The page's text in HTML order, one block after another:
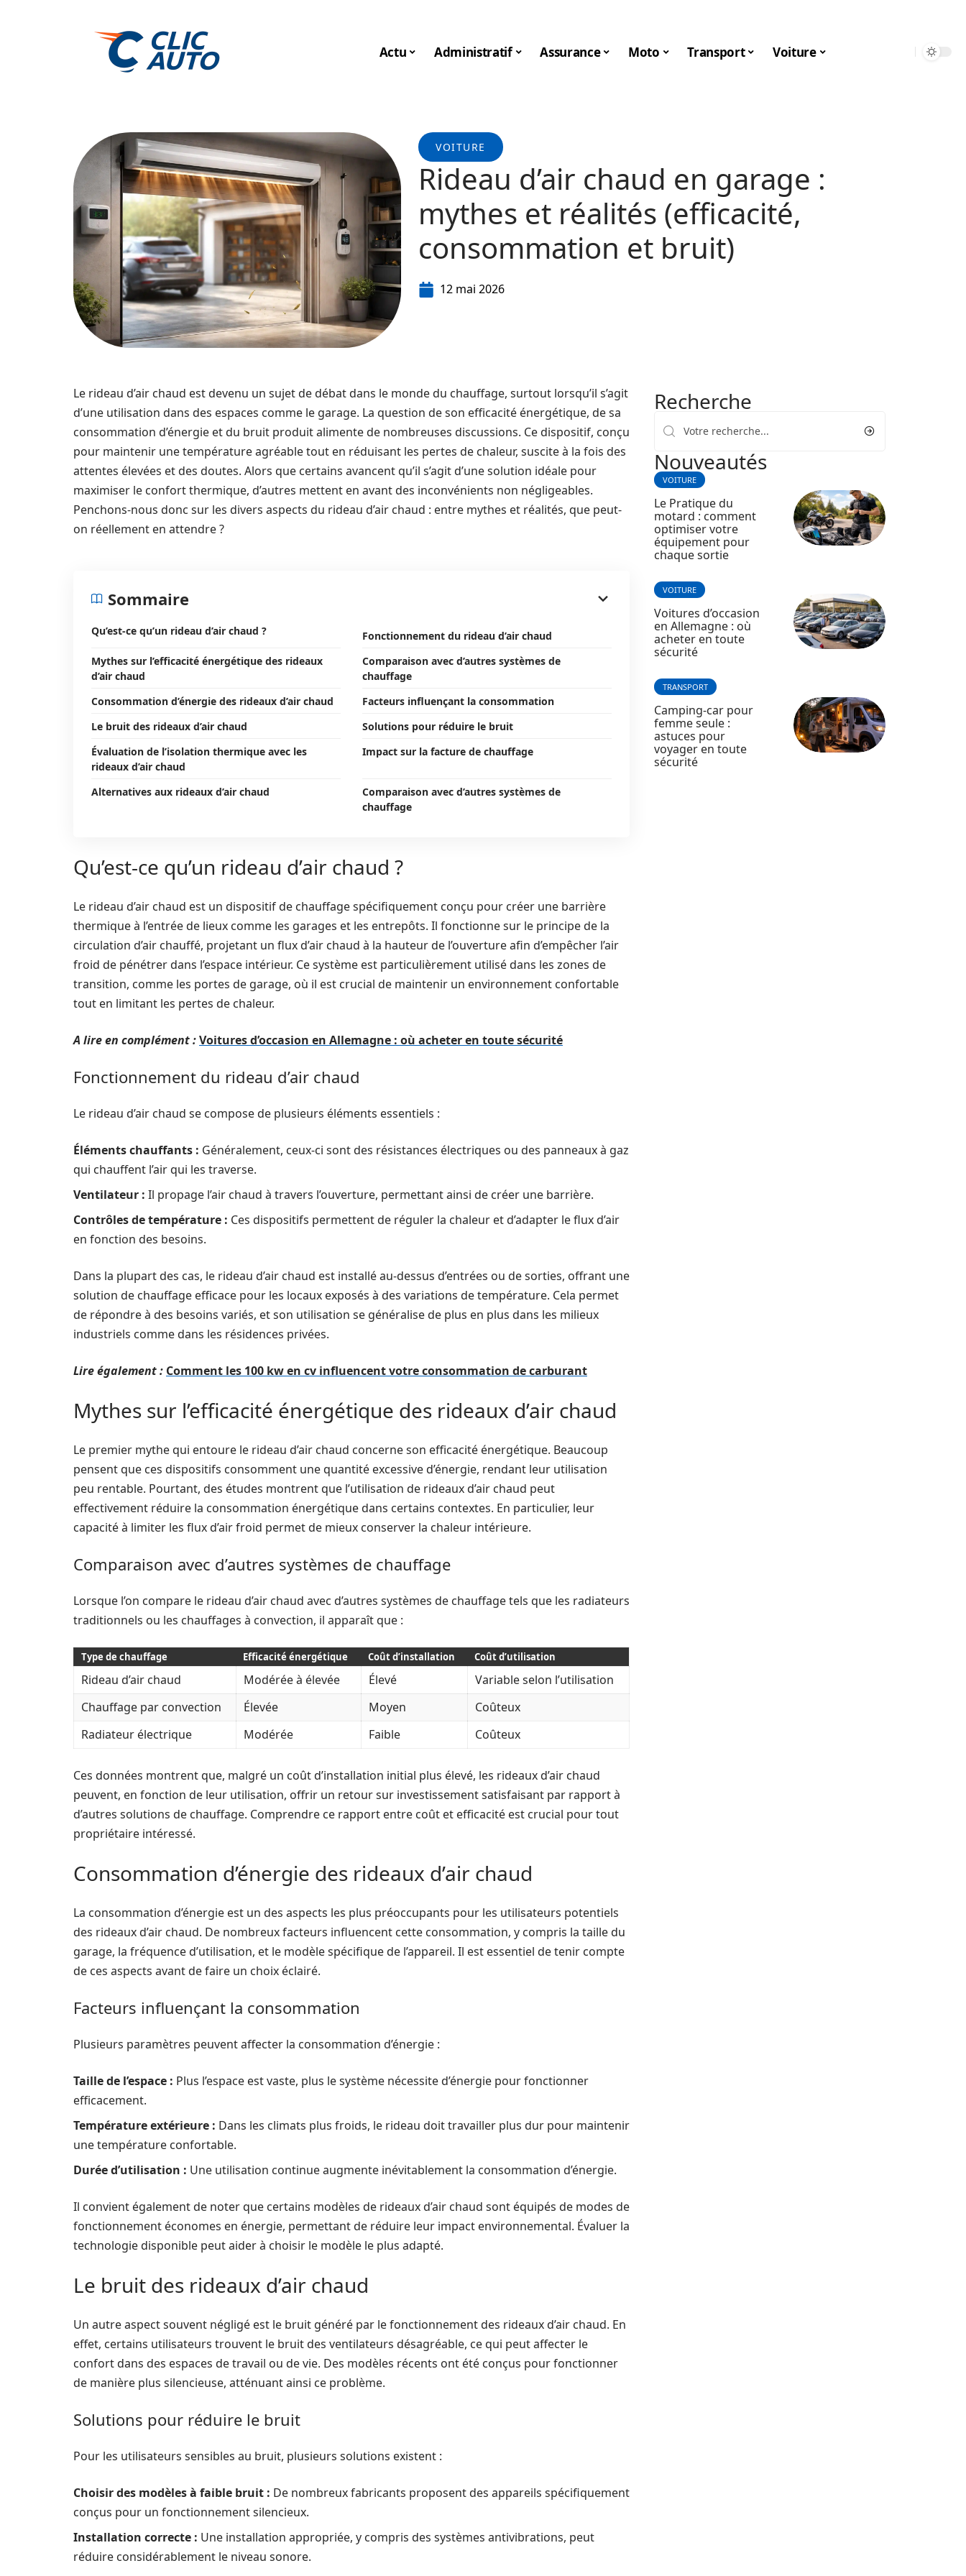
Actu Administratif Assurance Moto Transport Voiture
VOITURE
Rideau d’air chaud en garage :
mythes et réalités (efficacité,
consommation et bruit)
12 mai 2026
Le rideau d’air chaud est devenu un sujet de débat dans le monde du chauffage, surtout lorsqu’il s’agit
d’une utilisation dans des espaces comme le garage. La question de son efficacité énergétique, de sa
consommation d’énergie et du bruit produit alimente de nombreuses discussions. Ce dispositif, conçu
pour maintenir une température agréable tout en réduisant les pertes de chaleur, suscite à la fois des
attentes élevées et des doutes. Alors que certains avancent qu’il s’agit d’une solution idéale pour
maximiser le confort thermique, d’autres mettent en avant des inconvénients non négligeables.
Penchons-nous donc sur les divers aspects du rideau d’air chaud : entre mythes et réalités, que peut-
on réellement en attendre ?
Sommaire
Qu’est-ce qu’un rideau d’air chaud ?
Fonctionnement du rideau d’air chaud
Mythes sur l’efficacité énergétique des rideaux
d’air chaud
Comparaison avec d’autres systèmes de
chauffage
Consommation d’énergie des rideaux d’air chaud
Facteurs influençant la consommation
Le bruit des rideaux d’air chaud
Solutions pour réduire le bruit
Évaluation de l’isolation thermique avec les
rideaux d’air chaud
Impact sur la facture de chauffage
Alternatives aux rideaux d’air chaud
Comparaison avec d’autres systèmes de
chauffage
Qu’est-ce qu’un rideau d’air chaud ?
Le rideau d’air chaud est un dispositif de chauffage spécifiquement conçu pour créer une barrière
thermique à l’entrée de lieux comme les garages et les entrepôts. Il fonctionne sur le principe de la
circulation d’air chauffé, projetant un flux d’air chaud à la hauteur de l’ouverture afin d’empêcher l’air
froid de pénétrer dans l’espace intérieur. Ce système est particulièrement utilisé dans les zones de
transition, comme les portes de garage, où il est crucial de maintenir un environnement confortable
tout en limitant les pertes de chaleur.
A lire en complément :Voitures d’occasion en Allemagne : où acheter en toute sécurité
Fonctionnement du rideau d’air chaud
Le rideau d’air chaud se compose de plusieurs éléments essentiels :
Éléments chauffants : Généralement, ceux-ci sont des résistances électriques ou des panneaux à gaz
qui chauffent l’air qui les traverse.
Ventilateur : Il propage l’air chaud à travers l’ouverture, permettant ainsi de créer une barrière.
Contrôles de température : Ces dispositifs permettent de réguler la chaleur et d’adapter le flux d’air
en fonction des besoins.
Dans la plupart des cas, le rideau d’air chaud est installé au-dessus d’entrées ou de sorties, offrant une
solution de chauffage efficace pour les locaux exposés à des variations de température. Cela permet
de répondre à des besoins variés, et son utilisation se généralise de plus en plus dans les milieux
industriels comme dans les résidences privées.
Lire également : Comment les 100 kw en cv influencent votre consommation de carburant
Mythes sur l’efficacité énergétique des rideaux d’air chaud
Le premier mythe qui entoure le rideau d’air chaud concerne son efficacité énergétique. Beaucoup
pensent que ces dispositifs consomment une quantité excessive d’énergie, rendant leur utilisation
peu rentable. Pourtant, des études montrent que l’utilisation de rideaux d’air chaud peut
effectivement réduire la consommation énergétique dans certains contextes. En particulier, leur
capacité à limiter les flux d’air froid permet de mieux conserver la chaleur intérieure.
Comparaison avec d’autres systèmes de chauffage
Lorsque l’on compare le rideau d’air chaud avec d’autres systèmes de chauffage tels que les radiateurs
traditionnels ou les chauffages à convection, il apparaît que :
Type de chauffage Efficacité énergétique Coût d’installation Coût d’utilisation
Rideau d’air chaud Modérée à élevée Élevé
Variable selon l’utilisation
Chauffage par convection
Élevée Moyen
Coûteux
Radiateur électrique
Modérée Faible Coûteux
Ces données montrent que, malgré un coût d’installation initial plus élevé, les rideaux d’air chaud
peuvent, en fonction de leur utilisation, offrir un retour sur investissement satisfaisant par rapport à
d’autres solutions de chauffage. Comprendre ce rapport entre coût et efficacité est crucial pour tout
propriétaire intéressé.
Consommation d’énergie des rideaux d’air chaud
La consommation d’énergie est un des aspects les plus préoccupants pour les utilisateurs potentiels
des rideaux d’air chaud. De nombreux facteurs influencent cette consommation, y compris la taille du
garage, la fréquence d’utilisation, et le modèle spécifique de l’appareil. Il est essentiel de tenir compte
de ces aspects avant de faire un choix éclairé.
Facteurs influençant la consommation
Plusieurs paramètres peuvent affecter la consommation d’énergie :
Taille de l’espace : Plus l’espace est vaste, plus le système nécessite d’énergie pour fonctionner
efficacement.
Température extérieure : Dans les climats plus froids, le rideau doit travailler plus dur pour maintenir
une température confortable.
Durée d’utilisation : Une utilisation continue augmente inévitablement la consommation d’énergie.
Il convient également de noter que certains modèles de rideaux d’air chaud sont équipés de modes de
fonctionnement économes en énergie, permettant de réduire leur impact environnemental. Évaluer la
technologie disponible peut aider à choisir le modèle le plus adapté.
Le bruit des rideaux d’air chaud
Un autre aspect souvent négligé est le bruit généré par le fonctionnement des rideaux d’air chaud. En
effet, certains utilisateurs trouvent le bruit des ventilateurs désagréable, ce qui peut affecter le
confort dans des espaces de travail ou de vie. Des modèles récents ont été conçus pour fonctionner
de manière plus silencieuse, atténuant ainsi ce problème.
Solutions pour réduire le bruit
Pour les utilisateurs sensibles au bruit, plusieurs solutions existent :
Choisir des modèles à faible bruit : De nombreux fabricants proposent des appareils spécifiquement
conçus pour un fonctionnement silencieux.
Installation correcte : Une installation appropriée, y compris des systèmes antivibrations, peut
réduire considérablement le niveau sonore.
Recherche
Nouveautés
VOITURE
Le Pratique du
motard : comment
optimiser votre
équipement pour
chaque sortie
VOITURE
Voitures d’occasion
en Allemagne : où
acheter en toute
sécurité
TRANSPORT
Camping-car pour
femme seule :
astuces pour
voyager en toute
sécurité